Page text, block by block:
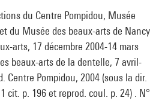
du Centre Pompidou, Musée
du Musée des beaux-arts de Nancy
arts, 17 décembre 2004-14 mars
beaux-arts de la dentelle, 7 avril-
Centre Pompidou, 2004 (sous la dir.
cit. p. 196 et reprod. coul. p. 24) . N°